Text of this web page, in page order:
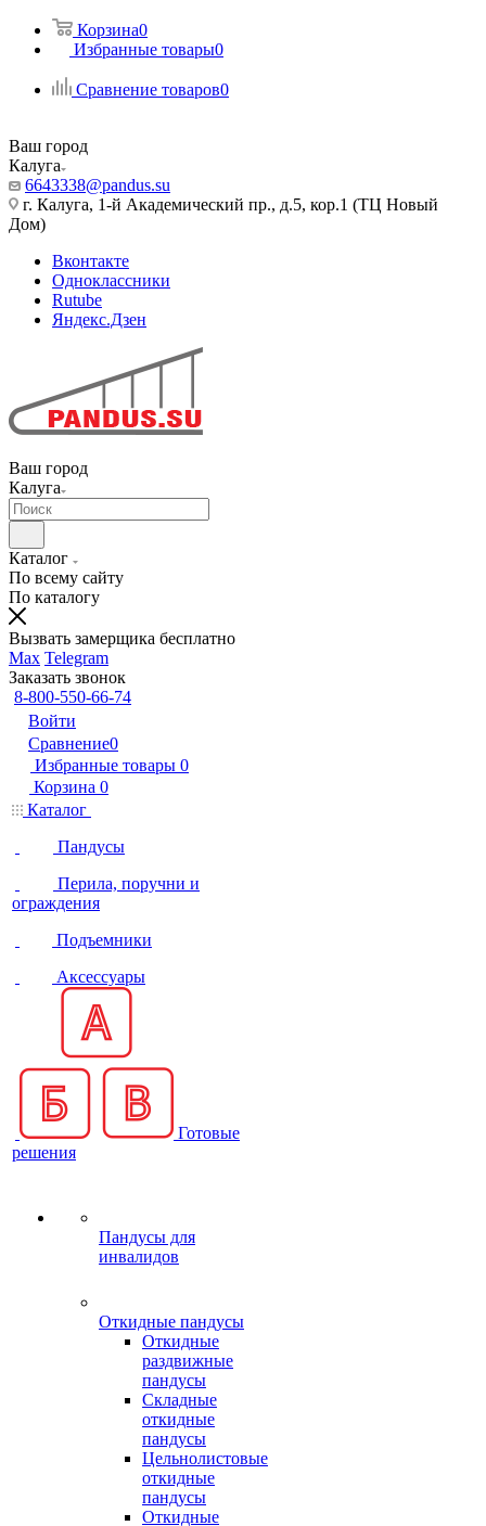
Корзина0
Избранные товары0
Сравнение товаров0
Ваш город
Калуга
6643338@pandus.su
г. Калуга, 1-й Академический пр., д.5, кор.1 (ТЦ Новый
Дом)
Вконтакте
Одноклассники
Rutube
Яндекс.Дзен
Ваш город
Калуга
Каталог
По всему сайту
По каталогу
Вызвать замерщика бесплатно
Max Telegram
Заказать звонок
8-800-550-66-74
Войти
Сравнение0
Избранные товары 0
Корзина 0
Каталог
Пандусы
Перила, поручни и
ограждения
Подъемники
Аксессуары
Готовые
решения
Пандусы для
инвалидов
Откидные пандусы
Откидные
раздвижные
пандусы
Складные
откидные
пандусы
Цельнолистовые
откидные
пандусы
Откидные